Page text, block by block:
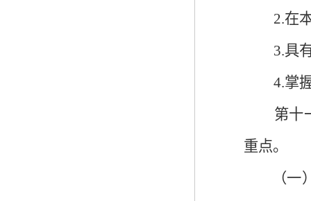
2.在
3.具
4.掌
第十
重点。
（